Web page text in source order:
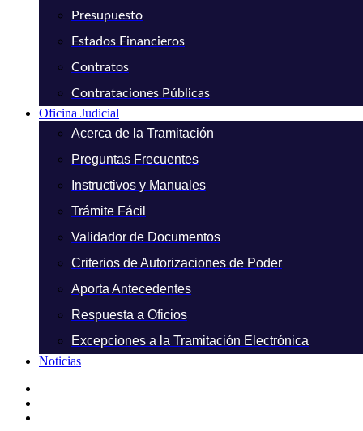
Presupuesto
Estados Financieros
Contratos
Contrataciones Públicas
Oficina Judicial
Acerca de la Tramitación
Preguntas Frecuentes
Instructivos y Manuales
Trámite Fácil
Validador de Documentos
Criterios de Autorizaciones de Poder
Aporta Antecedentes
Respuesta a Oficios
Excepciones a la Tramitación Electrónica
Noticias